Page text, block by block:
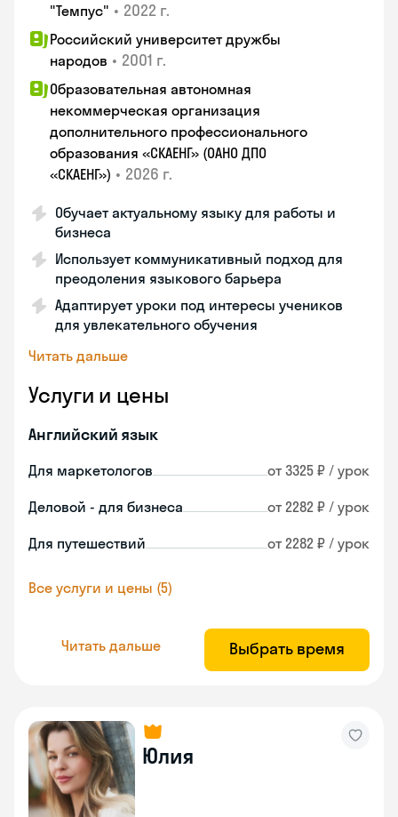
"Темпус" • 2022 г.
Российский университет дружбы
народов • 2001 г.
Образовательная автономная
некоммерческая организация
дополнительного профессионального
образования «СКАЕНГ» (ОАНО ДПО
«СКАЕНГ») • 2026 г.
Обучает актуальному языку для работы и
бизнеса
Использует коммуникативный подход для
преодоления языкового барьера
Адаптирует уроки под интересы учеников
для увлекательного обучения
Читать дальше
Услуги и цены
Английский язык
Для маркетологов от 3325 ₽ / урок
Деловой - для бизнеса от 2282 ₽ / урок
Для путешествий от 2282 ₽ / урок
Все услуги и цены (5)
Читать дальше Выбрать время
Юлия